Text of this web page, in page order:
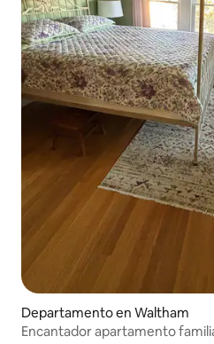
Departamento en Waltham
Encantador apartamento